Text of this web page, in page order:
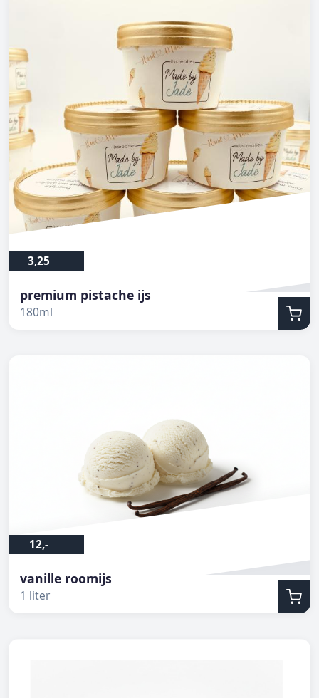
3,25
premium pistache ijs
180ml
12,-
vanille roomijs
1 liter